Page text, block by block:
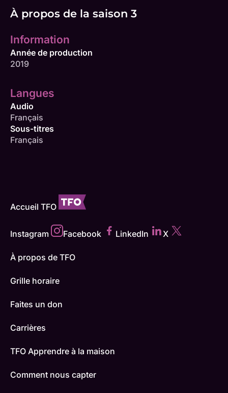
À propos de la saison 3
Information
Année de production
2019
Langues
Audio
Français
Sous-titres
Français
Accueil TFO
Instagram Facebook LinkedIn X
À propos de TFO
Grille horaire
Faites un don
Carrières
TFO Apprendre à la maison
Comment nous capter